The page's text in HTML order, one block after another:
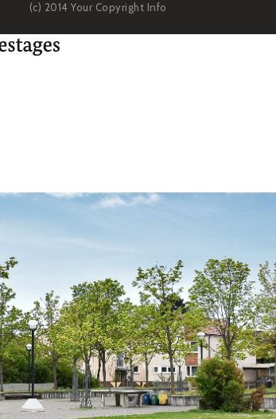
(c) 2014 Your Copyright Info